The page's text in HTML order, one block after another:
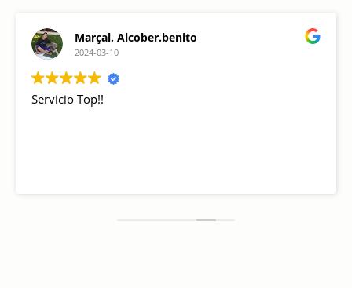
Marçal. Alcober.benito
2024-03-10
Servicio Top!!